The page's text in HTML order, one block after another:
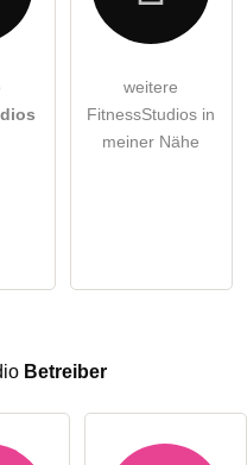
Kenntnis genommen.
Fragen sind
weitere
FitnessStudios in
meiner Nähe
Betreiber